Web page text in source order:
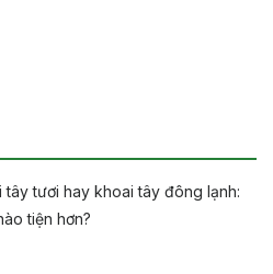
tây tươi hay khoai tây đông lạnh:
tiện hơn?